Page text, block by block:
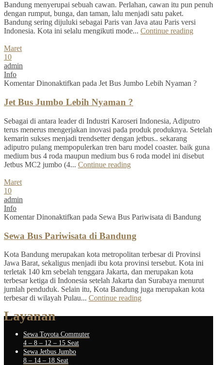
Bandung menyerupai sebuah cawan. Perlahan, cawan itu pun penuh
dengan rumput, bunga, dan taman, lalu menjadi satu paket.
Bandung sering dijuluki sebagai Paris van Java atau Paris versi
Indonesia. Kota ini selalu mengikuti mode... Continue reading
Maret
10
admin
Info
Komentar Dinonaktifkan pada Jet Bus Jumbo Lebih Nyaman ?
Jet Bus Jumbo Lebih Nyaman ?
Sebagai di antara leader di Industri Karoseri Indonesia, Adiputro
terus menerus mengerjakan inovasi pada produk produknya. Setelah
kemarin sukses menjadi trendsetter dengan jetbus.. sekarang
adiputro pulang mempopulerkan tren baru model coaster. baik guna
medium bus 4 roda maupun medium bus 6 roda model ini disebut
Jetbus MC2 jumbo (4... Continue reading
Maret
10
admin
Info
Komentar Dinonaktifkan pada Sewa Bus Pariwisata di Bandung
Sewa Bus Pariwisata di Bandung
Kota Bandung merupakan kota metropolitan terbesar di Provinsi
Jawa Barat, sekaligus menjadi ibu kota provinsi tersebut. Kota ini
terletak 140 km sebelah tenggara Jakarta, dan merupakan kota
terbesar ketiga di Indonesia setelah Jakarta dan Surabaya menurut
jumlah penduduk. Selain itu, Kota Bandung juga merupakan kota
terbesar di wilayah Pulau... Continue reading
Layanan
Sewa Toyota Commuter
4 – 8 – 12 – 15 Seat
Sewa Jetbus Jumbo
8 – 14 – 18 Seat